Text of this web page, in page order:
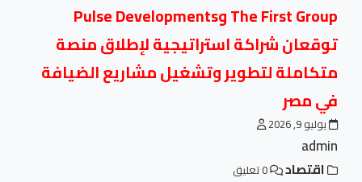
The First Group وPulse Developments
توقعان شراكة استراتيجية لإطلاق منصة
متكاملة لتطوير وتشغيل مشاريع الضيافة
في مصر
يوليو 9, 2026
admin
اقتصاد